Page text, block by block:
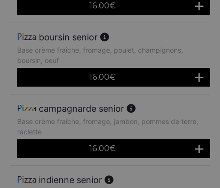
16.00€
boursin senior
Base crème fraîche, fromage, poulet, champignons,
boursin, oeuf
16.00€
campagnarde senior
Base crème fraîche, fromage, jambon, pommes de terre,
raclette
16.00€
indienne senior